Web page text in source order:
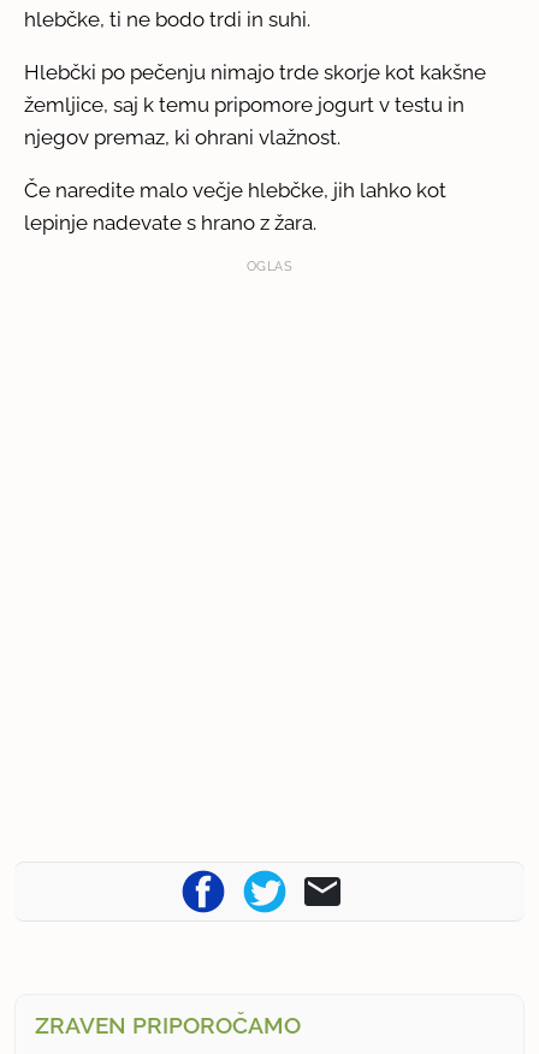
hlebčke, ti ne bodo trdi in suhi.
Hlebčki po pečenju nimajo trde skorje kot kakšne
žemljice, saj k temu pripomore jogurt v testu in
njegov premaz, ki ohrani vlažnost.
Če naredite malo večje hlebčke, jih lahko kot
lepinje nadevate s hrano z žara.
OGLAS
ZRAVEN PRIPOROČAMO